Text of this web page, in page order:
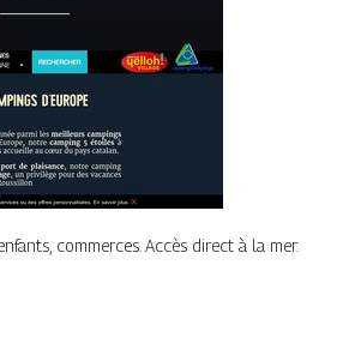
commerces. Accès direct à la mer.